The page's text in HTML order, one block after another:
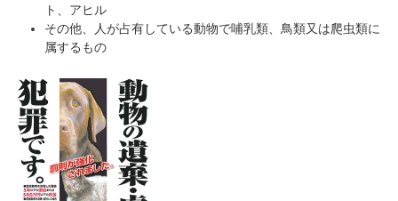
ト、アヒル
その他、人が占有している動物で哺乳類、鳥類又は爬虫類に
属するもの